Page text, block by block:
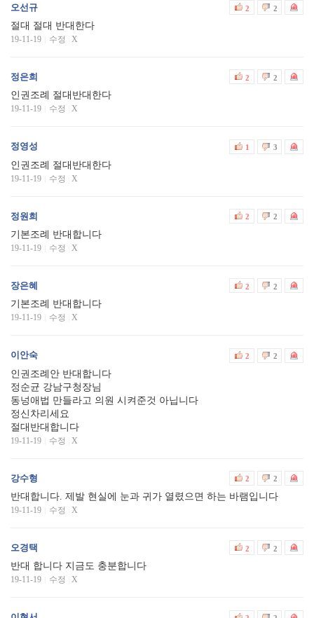
오선규 2 2
절대 절대 반대한다
19-11-19 수정 X
정은희 2 2
인권조례 절대반대한다
19-11-19 수정 X
정영성 1 3
인권조례 절대반대한다
19-11-19 수정 X
정원희 2 2
기본조례 반대합니다
19-11-19 수정 X
장은혜 2 2
기본조례 반대합니다
19-11-19 수정 X
이안숙 2 2
인권조례안 반대합니다
정순균 강남구청장님
동넝애법 만들라고 의원 시켜준것 아닙니다
정신차리세요
절대반대합니다
19-11-19 수정 X
강수형 2 2
반대합니다. 제발 현실에 눈과 귀가 열렸으면 하는 바램입니다
19-11-19 수정 X
오경택 2 2
반대 합니다 지금도 충분합니다
19-11-19 수정 X